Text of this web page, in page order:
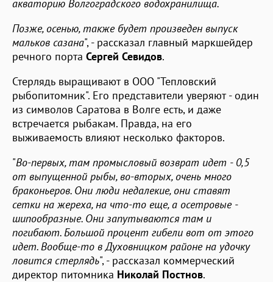
акваторию Волгоградского водохранилища.
Позже, осенью, также будет произведен выпуск
мальков сазана", - рассказал главный маркшейдер
речного порта Сергей Севидов.
Стерлядь выращивают в ООО "Тепловский
рыбопитомник". Его представители уверяют - один
из символов Саратова в Волге есть, и даже
встречается рыбакам. Правда, на его
выживаемость влияют несколько факторов.
"Во-первых, там промысловый возврат идет - 0,5
от выпущенной рыбы, во-вторых, очень много
браконьеров. Они люди недалекие, они ставят
сетки на жереха, на что-то еще, а осетровые -
шипообразные. Они запутываются там и
погибают. Большой процент гибели вот от этого
идет. Вообще-то в Духовницком районе на удочку
ловится стерлядь", - рассказал коммерческий
директор питомника Николай Постнов.